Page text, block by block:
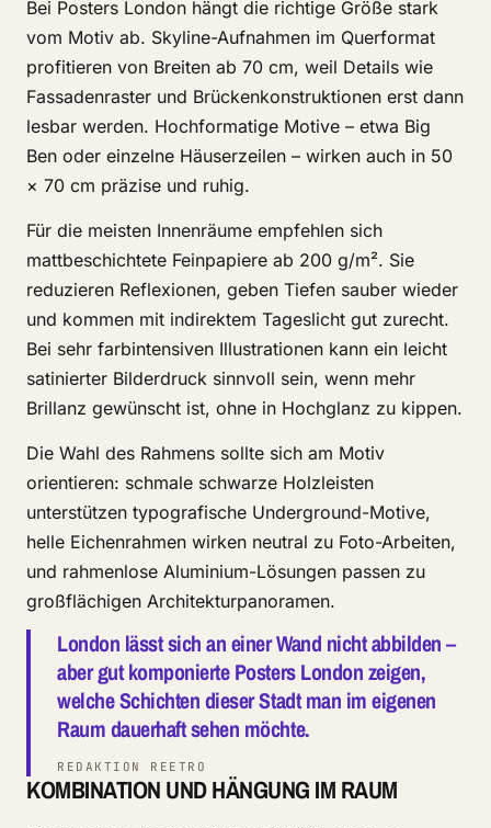
Bei Posters London hängt die richtige Größe stark
vom Motiv ab. Skyline-Aufnahmen im Querformat
profitieren von Breiten ab 70 cm, weil Details wie
Fassadenraster und Brückenkonstruktionen erst dann
lesbar werden. Hochformatige Motive – etwa Big
Ben oder einzelne Häuserzeilen – wirken auch in 50
× 70 cm präzise und ruhig.
Für die meisten Innenräume empfehlen sich
mattbeschichtete Feinpapiere ab 200 g/m². Sie
reduzieren Reflexionen, geben Tiefen sauber wieder
und kommen mit indirektem Tageslicht gut zurecht.
Bei sehr farbintensiven Illustrationen kann ein leicht
satinierter Bilderdruck sinnvoll sein, wenn mehr
Brillanz gewünscht ist, ohne in Hochglanz zu kippen.
Die Wahl des Rahmens sollte sich am Motiv
orientieren: schmale schwarze Holzleisten
unterstützen typografische Underground-Motive,
helle Eichenrahmen wirken neutral zu Foto-Arbeiten,
und rahmenlose Aluminium-Lösungen passen zu
großflächigen Architekturpanoramen.
London lässt sich an einer Wand nicht abbilden –
aber gut komponierte Posters London zeigen,
welche Schichten dieser Stadt man im eigenen
Raum dauerhaft sehen möchte.
REDAKTION REETRO
KOMBINATION UND HÄNGUNG IM RAUM